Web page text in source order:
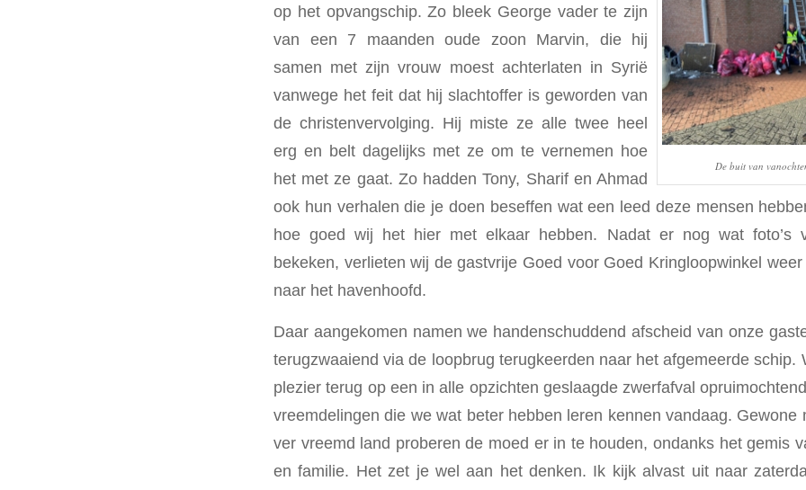
De buit van
op het opvangschip. Zo bleek George vader te zijn
van een 7 maanden oude zoon Marvin, die hij
samen met zijn vrouw moest achterlaten in Syrië
vanwege het feit dat hij slachtoffer is geworden van
de christenvervolging. Hij miste ze alle twee heel
erg en belt dagelijks met ze om te vernemen hoe
het met ze gaat. Zo hadden Tony, Sharif en Ahmad
ook hun verhalen die je doen beseffen wat een leed deze mensen
hoe goed wij het hier met elkaar hebben. Nadat er nog wat foto’s
bekeken, verlieten wij de gastvrije Goed voor Goed Kringloopwinkel
naar het havenhoofd.
Daar aangekomen namen we handenschuddend afscheid van onze
terugzwaaiend via de loopbrug terugkeerden naar het afgemeerde schip.
plezier terug op een in alle opzichten geslaagde zwerfafval
vreemdelingen die we wat beter hebben leren kennen vandaag. Gewone
ver vreemd land proberen de moed er in te houden, ondanks het gemis
en familie. Het zet je wel aan het denken. Ik kijk alvast uit naar